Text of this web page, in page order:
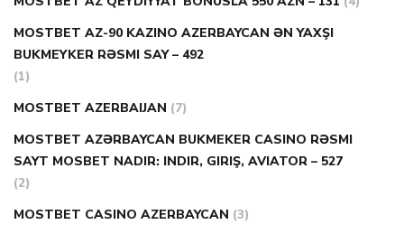
MOSTBET AZ-90 KAZINO AZERBAYCAN ƏN YAXŞI
BUKMEYKER RƏSMI SAY – 492
(1)
MOSTBET AZERBAIJAN (7)
MOSTBET AZƏRBAYCAN BUKMEKER CASINO RƏSMI
SAYT МOSBET NADIR: INDIR, GIRIŞ, AVIATOR – 527
(2)
MOSTBET CASINO AZERBAYCAN (3)